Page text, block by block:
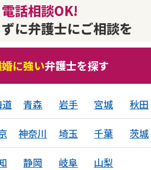
話相談OK!
に弁護士にご相談を
に強い弁護士を探す
青森 岩手 宮城 秋田
神奈川 埼玉 千葉 茨城
静岡 岐阜 山梨